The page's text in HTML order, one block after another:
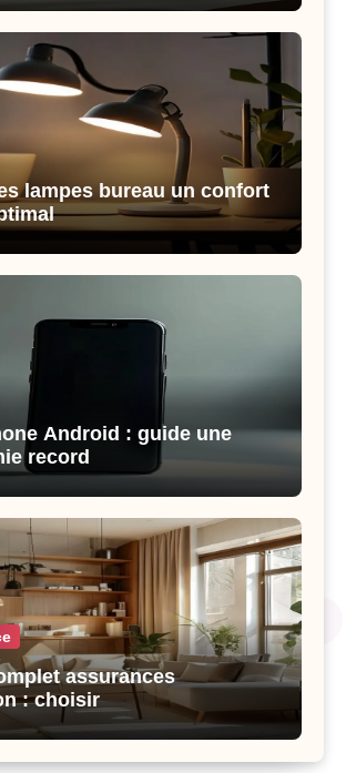
lampes bureau un confort
Android : guide une
record
assurances
: choisir